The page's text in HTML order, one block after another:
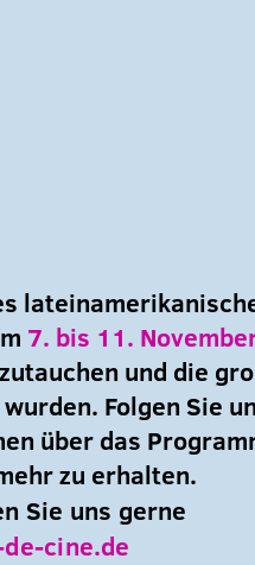
7. bis 11.
und die
Folgen Sie
über das
zu erhalten.
Sie uns gerne
cine.de